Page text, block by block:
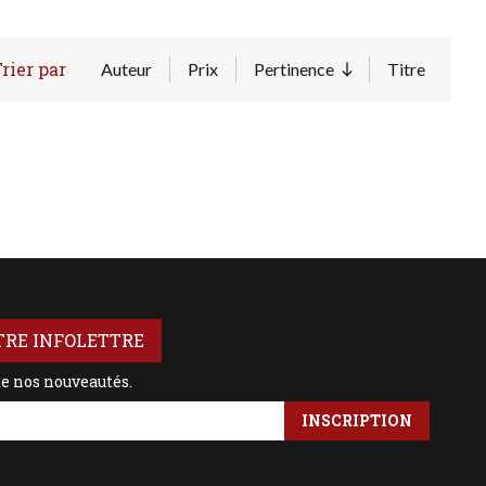
par Auteur Prix PertinenceTrier par ordre
Titre
INFOLETTRE
nos nouveautés.